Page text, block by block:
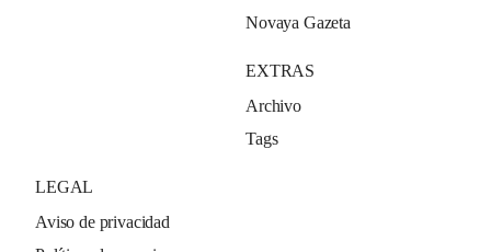
Novaya Gazeta
EXTRAS
Archivo
Tags
LEGAL
Aviso de privacidad